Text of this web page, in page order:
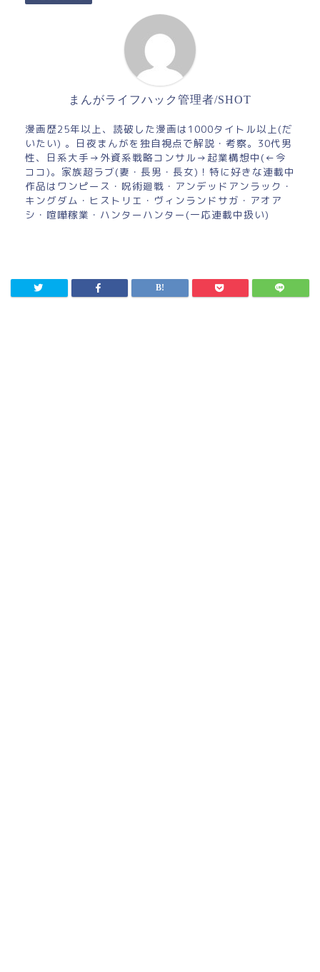
まんがライフハック管理者/SHOT
漫画歴25年以上、読破した漫画は1000タイトル以上(だ
いたい) 。日夜まんがを独自視点で解説・考察。30代男
性、日系大手→外資系戦略コンサル→起業構想中(←今
ココ)。家族超ラブ(妻・長男・長女)！特に好きな連載中
作品はワンピース・呪術廻戦・アンデッドアンラック・
キングダム・ヒストリエ・ヴィンランドサガ・アオア
シ・喧嘩稼業・ハンターハンター(一応連載中扱い)